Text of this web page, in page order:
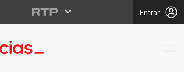
Entrar